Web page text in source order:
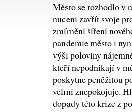
Město se rozhodlo v
nuceni zavřít svoje
zmírnění šíření
pandemie město i
výši poloviny
kteří nepodnikají v
poskytne peněžitou
velmi znepokojuje.
dopady této krize z